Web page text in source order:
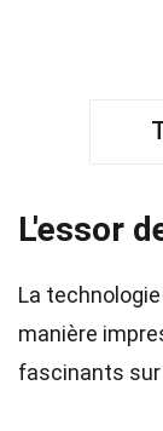
L'essor
La
manière
fascinants